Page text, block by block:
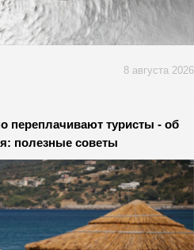
8 августа 2026
переплачивают туристы - об
полезные советы